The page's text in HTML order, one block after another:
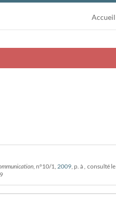
Accueil
, n°10/1, 2009 , p. à , consulté le